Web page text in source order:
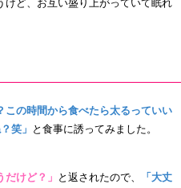
ど、お互い盛り上がっていて眠れ
この時間から食べたら太るっていい
笑」 と食事に誘ってみました。
けど？」 と返されたので、
「大丈